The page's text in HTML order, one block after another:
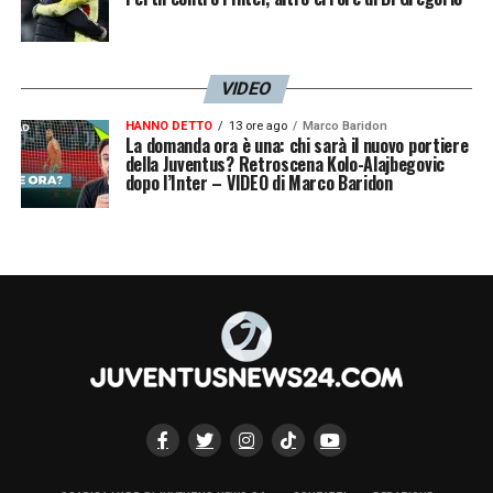
VIDEO
HANNO DETTO 13 ore ago Marco Baridon
La domanda ora è una: chi sarà il nuovo portiere
della Juventus? Retroscena Kolo-Alajbegovic
dopo l’Inter – VIDEO di Marco Baridon